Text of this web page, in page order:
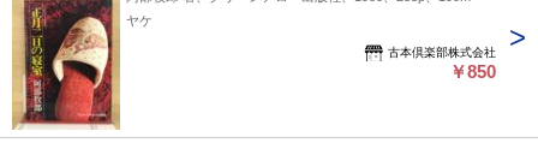
ヤケ
古本倶楽部株式会社
￥850